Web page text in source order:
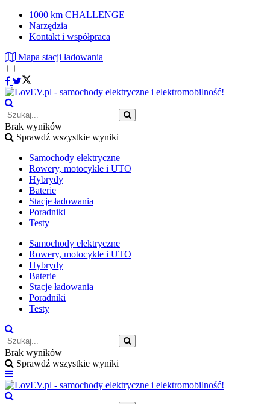
1000 km CHALLENGE
Narzędzia
Kontakt i współpraca
Mapa stacji ładowania
Brak wyników
Sprawdź wszystkie wyniki
Samochody elektryczne
Rowery, motocykle i UTO
Hybrydy
Baterie
Stacje ładowania
Poradniki
Testy
Samochody elektryczne
Rowery, motocykle i UTO
Hybrydy
Baterie
Stacje ładowania
Poradniki
Testy
Brak wyników
Sprawdź wszystkie wyniki